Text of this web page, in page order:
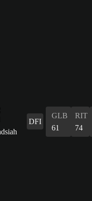
DFI
GLB
61
RIT
74